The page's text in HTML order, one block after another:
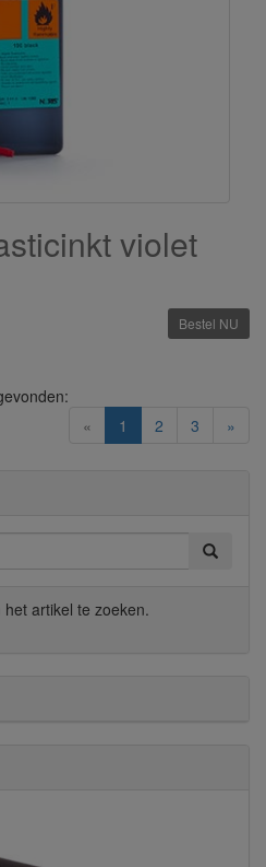
violet
Bestel NU
« 1 (current)
2 3 »
artikel te zoeken.